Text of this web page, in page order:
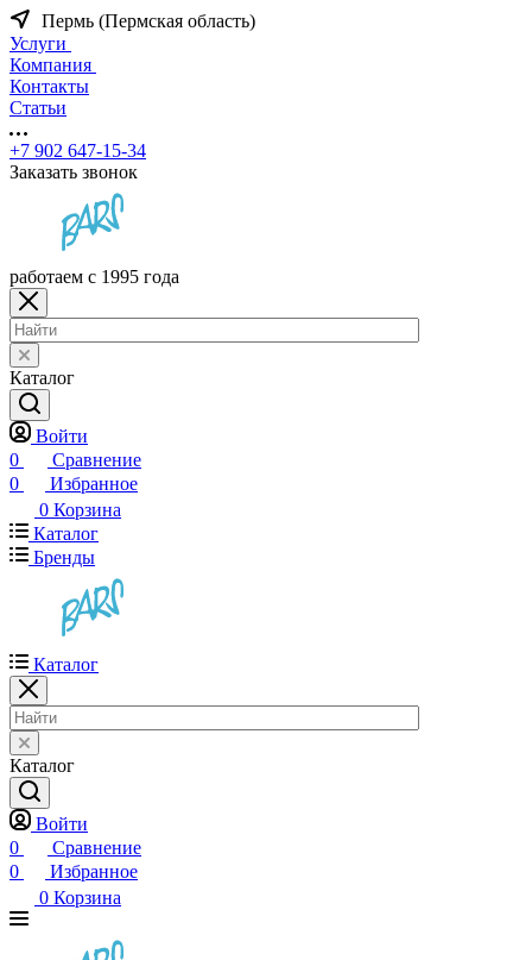
Пермь (Пермская область)
Услуги
Компания
Контакты
Статьи
+7 902 647-15-34
Заказать звонок
работаем с 1995 года
Каталог
Войти
0
Сравнение
0
Избранное
0 Корзина
Каталог
Бренды
Каталог
Каталог
Войти
0
Сравнение
0
Избранное
0 Корзина